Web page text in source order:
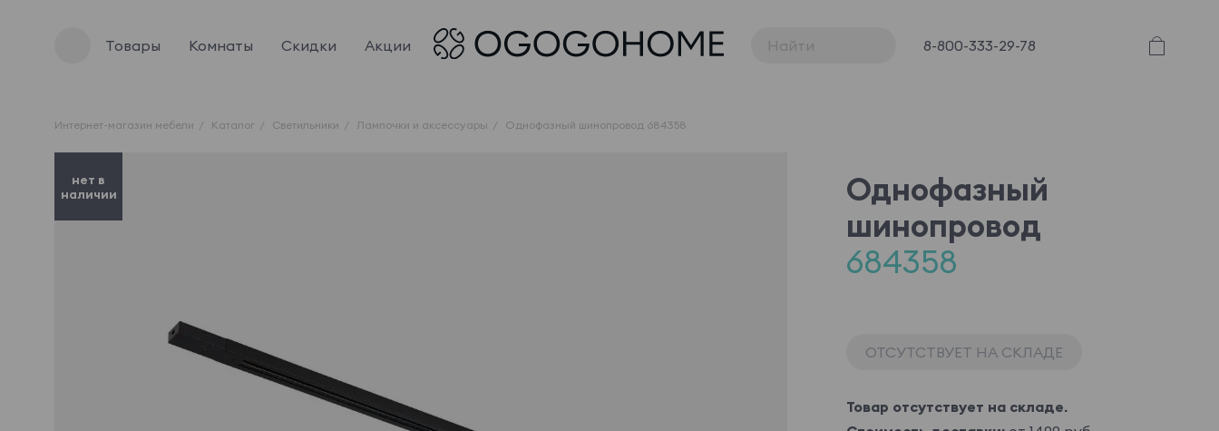
Товары Комнаты Скидки Акции 8-800-333-29-78
Интернет-магазин мебели Каталог Светильники Лампочки и аксессуары Однофазный шинопровод 684358
нет в
наличии
Однофазный
шинопровод
684358
ОТСУТСТВУЕТ НА СКЛАДЕ
Товар отсутствует на складе.